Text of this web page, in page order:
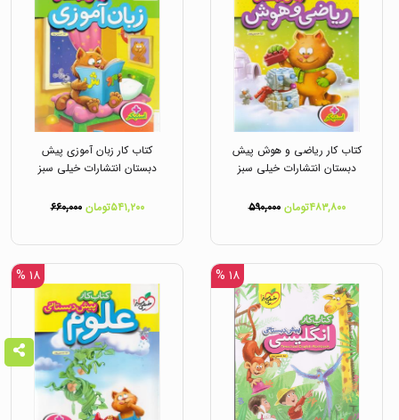
کتاب کار ریاضی و هوش پیش
دبستان انتشارات خیلی سبز
۴۸۳,۸۰۰تومان ۵۹۰,۰۰۰
کتاب کار زبان آموزی پیش
دبستان انتشارات خیلی سبز
۵۴۱,۲۰۰تومان ۶۶۰,۰۰۰
۱۸ % ۱۸ %